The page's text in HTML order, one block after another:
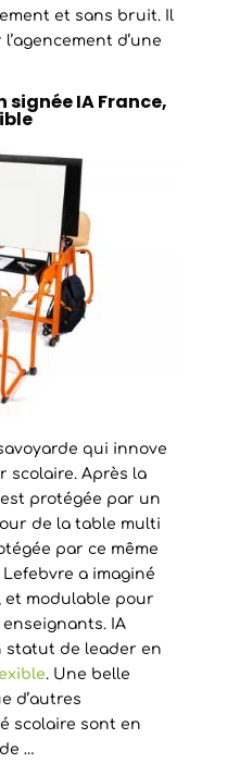
et sans bruit. Il
d’une
IA France,
qui innove
scolaire. Après la
protégée par un
de la table multi
par ce même
a imaginé
et modulable pour
IA
statut de leader en
. Une belle
d’autres
scolaire sont en
…